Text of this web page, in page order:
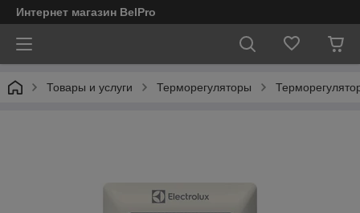
Интернет магазин BelPro
Товары и услуги Терморегуляторы